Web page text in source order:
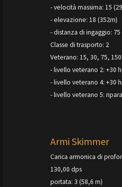
- velocità massima: 15
- elevazione: 18 (352m)
- distanza di ingaggio:
Classe di trasporto: 2
Veterano: 15, 30, 75,
- livello veterano 2: +30
- livello veterano 4: +30
- livello veterano 5:
Armi Skimmer
Carica armonica di
130,00 dps
portata: 3 (58,6 m)